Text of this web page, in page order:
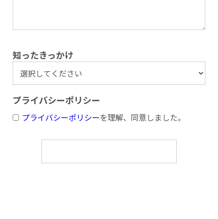
知ったきっかけ
プライバシーポリシー
プライバシーポリシーを理解、同意しました。